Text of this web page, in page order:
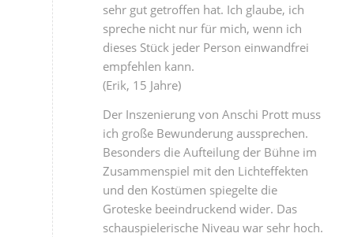
sehr gut getroffen hat. Ich glaube, ich
spreche nicht nur für mich, wenn ich
dieses Stück jeder Person einwandfrei
empfehlen kann.
(Erik, 15 Jahre)
Der Inszenierung von Anschi Prott muss
ich große Bewunderung aussprechen.
Besonders die Aufteilung der Bühne im
Zusammenspiel mit den Lichteffekten
und den Kostümen spiegelte die
Groteske beeindruckend wider. Das
schauspielerische Niveau war sehr hoch.